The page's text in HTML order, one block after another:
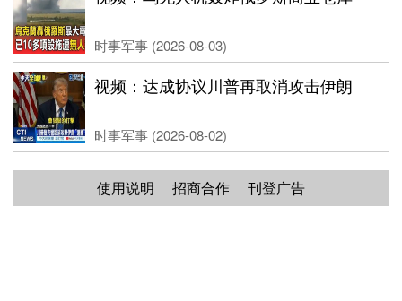
时事军事 (2026-08-03)
视频：达成协议川普再取消攻击伊朗
时事军事 (2026-08-02)
使用说明 招商合作 刊登广告